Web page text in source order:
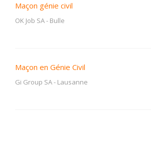
Maçon génie civil
OK Job SA- Bulle
Maçon en Génie Civil
Gi Group SA- Lausanne